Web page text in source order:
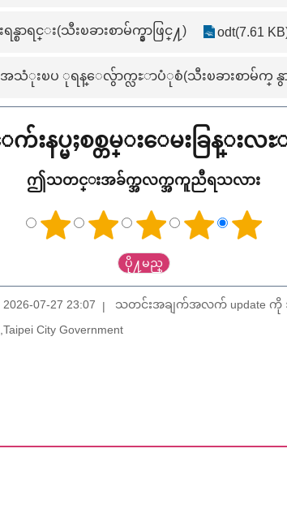
ရင္း(သီးၿခားစာမ်က္နွာဖြင္႔) odt(7.61
သံုးၿပ ုရန္ေလွ်ာက္လႊာပံုစံ(သီးၿခားစာမ်က္ နွာ
းနပ္မႈစစ္တမ္းေမးခြန္းလ
ဤသတင္းအခ်က္အလက္အကူညီရသလား
07-27 23:07
သတင်းအချက်အလက် update ကို：
City Government